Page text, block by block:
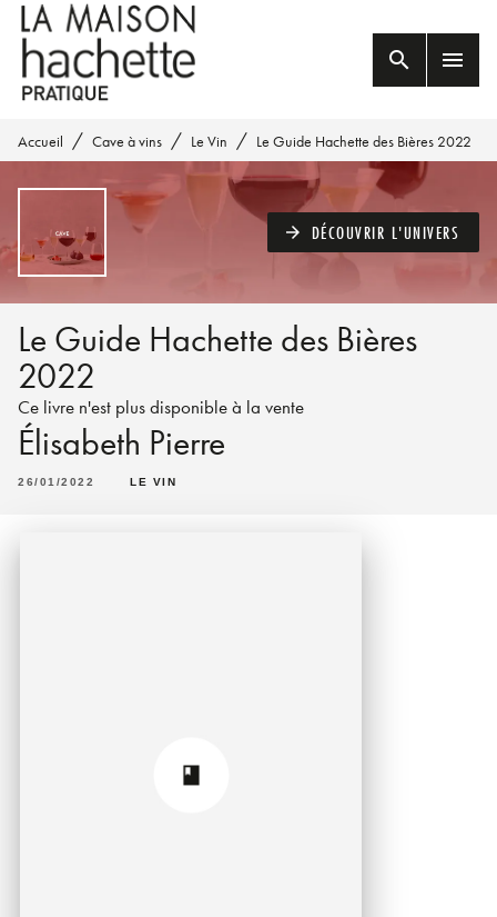
MENU RECHERCHE
PIED DE PAGE
search menu
Accueil / Cave à vins / Le Vin / Le Guide Hachette des Bières 2022
arrow_forward DÉCOUVRIR L'UNIVERS
Le Guide Hachette des Bières
2022
Ce livre n'est plus disponible à la vente
Élisabeth Pierre
26/01/2022 LE VIN